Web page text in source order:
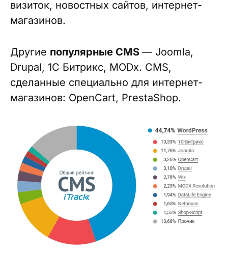
визиток, новостных сайтов, интернет-
магазинов.
Другие популярные CMS — Joomla,
Drupal, 1С Битрикс, MODx. CMS,
сделанные специально для интернет-
магазинов: OpenCart, PrestaShop.